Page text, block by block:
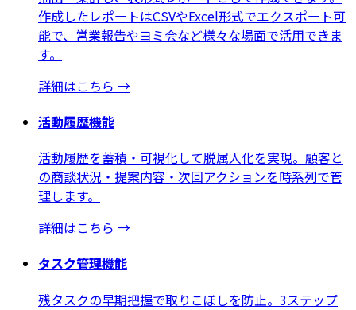
作成したレポートはCSVやExcel形式でエクスポート可
能で、営業報告やヨミ会など様々な場面で活用できま
す。
詳細はこちら →
活動履歴機能
活動履歴を蓄積・可視化して脱属人化を実現。顧客と
の商談状況・提案内容・次回アクションを時系列で管
理します。
詳細はこちら →
タスク管理機能
残タスクの早期把握で取りこぼしを防止。3ステップ